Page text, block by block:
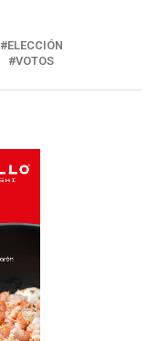
ELECCIÓN
VOTOS